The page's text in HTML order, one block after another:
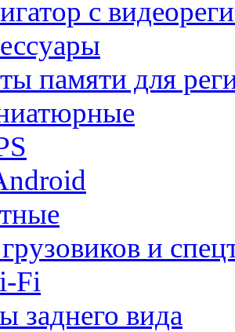
с
памяти для
и
Fi
заднего вида